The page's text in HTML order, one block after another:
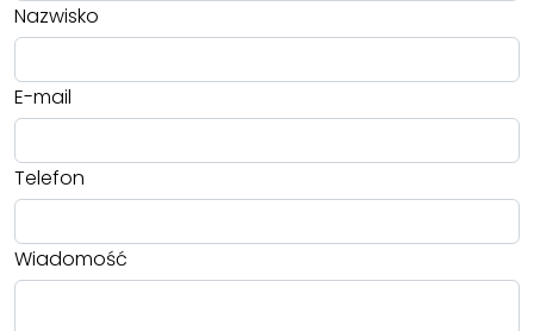
Nazwisko
E-mail
Telefon
Wiadomość